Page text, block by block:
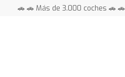
🚗 🚗 Más de 3.000 coches 🚗 🚗